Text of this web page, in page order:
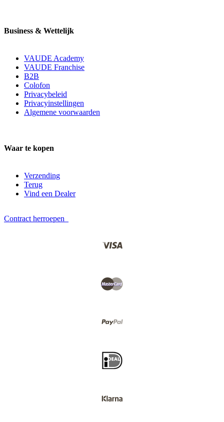
Business & Wettelijk
VAUDE Academy
VAUDE Franchise
B2B
Colofon
Privacybeleid
Privacyinstellingen
Algemene voorwaarden
Waar te kopen
Verzending
Terug
Vind een Dealer
Contract herroepen